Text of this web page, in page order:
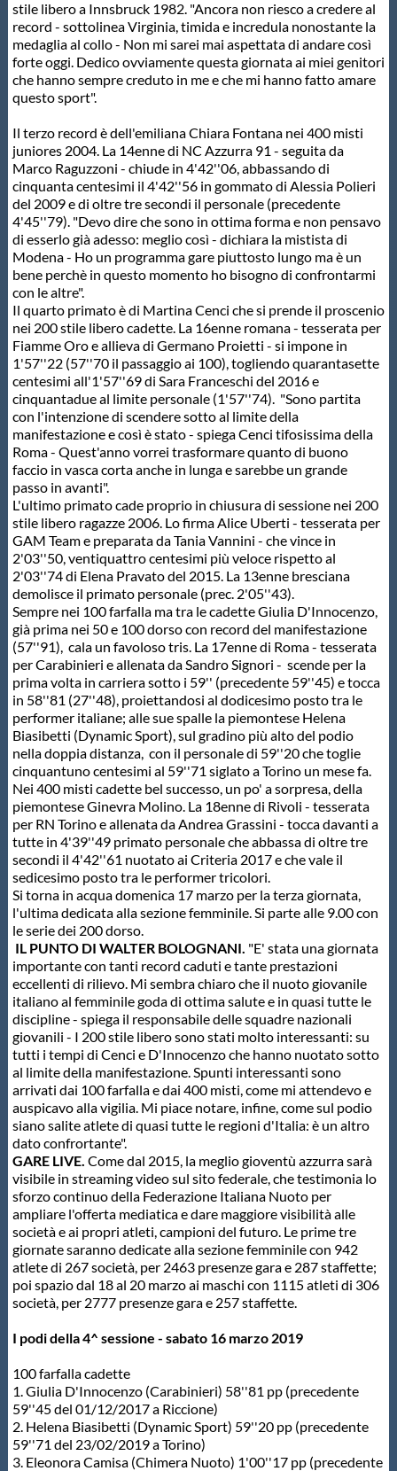
Sostenibilità
Privacy
Archivio News
Flash News
Galleria fotografica
Videogallery
Intranet
Webmail
Contatti
Mappa del sito
stile libero a Innsbruck 1982. "Ancora non riesco a credere al
record - sottolinea Virginia, timida e incredula nonostante la
medaglia al collo - Non mi sarei mai aspettata di andare così
forte oggi. Dedico ovviamente questa giornata ai miei genitori
che hanno sempre creduto in me e che mi hanno fatto amare
questo sport".
Il terzo record è dell'emiliana Chiara Fontana nei 400 misti
juniores 2004. La 14enne di NC Azzurra 91 - seguita da
Marco Raguzzoni - chiude in 4'42''06, abbassando di
cinquanta centesimi il 4'42''56 in gommato di Alessia Polieri
del 2009 e di oltre tre secondi il personale (precedente
4'45''79). "Devo dire che sono in ottima forma e non pensavo
di esserlo già adesso: meglio così - dichiara la mistista di
Modena - Ho un programma gare piuttosto lungo ma è un
bene perchè in questo momento ho bisogno di confrontarmi
con le altre".
Il quarto primato è di Martina Cenci che si prende il proscenio
nei 200 stile libero cadette. La 16enne romana - tesserata per
Fiamme Oro e allieva di Germano Proietti - si impone in
1'57''22 (57''70 il passaggio ai 100), togliendo quarantasette
centesimi all'1'57''69 di Sara Franceschi del 2016 e
cinquantadue al limite personale (1'57''74). "Sono partita
con l'intenzione di scendere sotto al limite della
manifestazione e così è stato - spiega Cenci tifosissima della
Roma - Quest'anno vorrei trasformare quanto di buono
faccio in vasca corta anche in lunga e sarebbe un grande
passo in avanti".
L'ultimo primato cade proprio in chiusura di sessione nei 200
stile libero ragazze 2006. Lo firma Alice Uberti - tesserata per
GAM Team e preparata da Tania Vannini - che vince in
2'03''50, ventiquattro centesimi più veloce rispetto al
2'03''74 di Elena Pravato del 2015. La 13enne bresciana
demolisce il primato personale (prec. 2'05''43).
Sempre nei 100 farfalla ma tra le cadette Giulia D'Innocenzo,
già prima nei 50 e 100 dorso con record del manifestazione
(57''91), cala un favoloso tris. La 17enne di Roma - tesserata
per Carabinieri e allenata da Sandro Signori - scende per la
prima volta in carriera sotto i 59'' (precedente 59''45) e tocca
in 58''81 (27''48), proiettandosi al dodicesimo posto tra le
performer italiane; alle sue spalle la piemontese Helena
Biasibetti (Dynamic Sport), sul gradino più alto del podio
nella doppia distanza, con il personale di 59''20 che toglie
cinquantuno centesimi al 59''71 siglato a Torino un mese fa.
Nei 400 misti cadette bel successo, un po' a sorpresa, della
piemontese Ginevra Molino. La 18enne di Rivoli - tesserata
per RN Torino e allenata da Andrea Grassini - tocca davanti a
tutte in 4'39''49 primato personale che abbassa di oltre tre
secondi il 4'42''61 nuotato ai Criteria 2017 e che vale il
sedicesimo posto tra le performer tricolori.
Si torna in acqua domenica 17 marzo per la terza giornata,
l'ultima dedicata alla sezione femminile. Si parte alle 9.00 con
le serie dei 200 dorso.
IL PUNTO DI WALTER BOLOGNANI. "E' stata una giornata
importante con tanti record caduti e tante prestazioni
eccellenti di rilievo. Mi sembra chiaro che il nuoto giovanile
italiano al femminile goda di ottima salute e in quasi tutte le
discipline - spiega il responsabile delle squadre nazionali
giovanili - I 200 stile libero sono stati molto interessanti: su
tutti i tempi di Cenci e D'Innocenzo che hanno nuotato sotto
al limite della manifestazione. Spunti interessanti sono
arrivati dai 100 farfalla e dai 400 misti, come mi attendevo e
auspicavo alla vigilia. Mi piace notare, infine, come sul podio
siano salite atlete di quasi tutte le regioni d'Italia: è un altro
dato confrortante".
GARE LIVE. Come dal 2015, la meglio gioventù azzurra sarà
visibile in streaming video sul sito federale, che testimonia lo
sforzo continuo della Federazione Italiana Nuoto per
ampliare l'offerta mediatica e dare maggiore visibilità alle
società e ai propri atleti, campioni del futuro. Le prime tre
giornate saranno dedicate alla sezione femminile con 942
atlete di 267 società, per 2463 presenze gara e 287 staffette;
poi spazio dal 18 al 20 marzo ai maschi con 1115 atleti di 306
società, per 2777 presenze gara e 257 staffette.
I podi della 4^ sessione - sabato 16 marzo 2019
100 farfalla cadette
1. Giulia D'Innocenzo (Carabinieri) 58''81 pp (precedente
59''45 del 01/12/2017 a Riccione)
2. Helena Biasibetti (Dynamic Sport) 59''20 pp (precedente
59''71 del 23/02/2019 a Torino)
3. Eleonora Camisa (Chimera Nuoto) 1'00''17 pp (precedente